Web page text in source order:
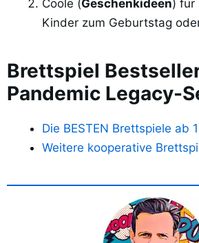
Coole (Geschenkideen) für
Kinder zum Geburtstag
Brettspiel
Pandemic Legacy-
Die BESTEN Brettspiele ab
Weitere kooperative